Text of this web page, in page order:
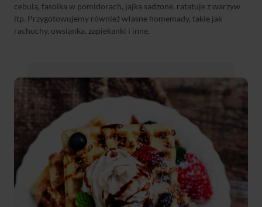
cebulą, fasolka w pomidorach, jajka sadzone, ratatuje z warzyw
itp. Przygotowujemy również własne homemady, takie jak
rachuchy, owsianka, zapiekanki i inne.